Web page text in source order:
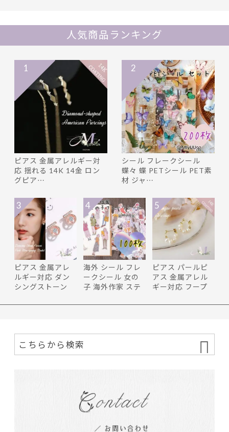
人気商品ランキング
ピアス 金属アレルギー対
応 揺れる 14K 14金 ロン
グピア…
1
シール フレークシール
蝶々 蝶 PETシール PET素
材 ジャ…
2
ピアス 金属アレ
ルギー対応 ダン
シングストーン
3
海外 シール フレ
ークシール 女の
子 海外作家 ステ
4
ピアス パールピ
アス 金属アレル
ギー対応 フープ
5